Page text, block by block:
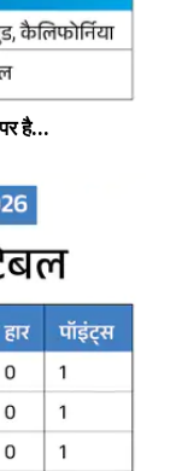
है…